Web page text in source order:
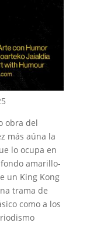
obra del
más aúna la
lo ocupa en
amarillo-
un King Kong
trama de
como a los